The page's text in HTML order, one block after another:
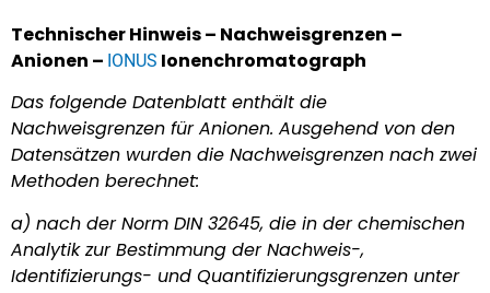
Technischer Hinweis – Nachweisgrenzen –
Anionen – IONUS Ionenchromatograph
Das folgende Datenblatt enthält die
Nachweisgrenzen für Anionen. Ausgehend von den
Datensätzen wurden die Nachweisgrenzen nach zwei
Methoden berechnet:
a) nach der Norm DIN 32645, die in der chemischen
Analytik zur Bestimmung der Nachweis-,
Identifizierungs- und Quantifizierungsgrenzen unter